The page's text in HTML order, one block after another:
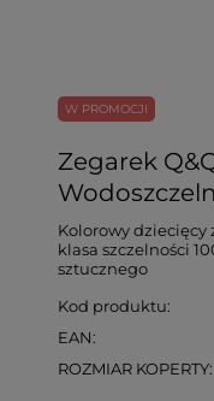
W PROMOCJI
Zegarek
Kolorowy dziecięcy
klasa szczelności
sztucznego
Kod produktu
EAN
ROZMIAR KOPERTY